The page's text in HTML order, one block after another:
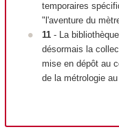
temporaires
"l'aventure du
11- La
désormais la
mise en dépôt au
de la métrologie